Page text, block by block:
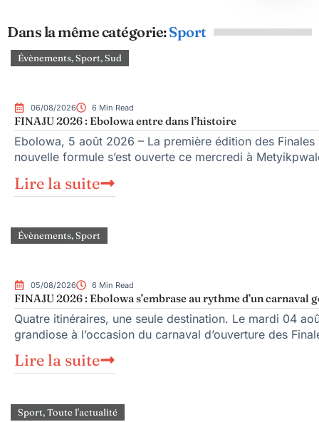
Dans la même catégorie:Sport
Évènements,Sport,Sud
06/08/2026 6 Min Read
FINAJU 2026 : Ebolowa entre dans l’histoire
Ebolowa, 5 août 2026 – La première édition des
nouvelle formule s’est ouverte ce mercredi à
Lire la suite
Évènements,Sport
05/08/2026 6 Min Read
FINAJU 2026 : Ebolowa s’embrase au rythme d’un carnaval
Quatre itinéraires, une seule destination. Le mardi 04
grandiose à l’occasion du carnaval d’ouverture des
Lire la suite
Sport,Toute l'actualité